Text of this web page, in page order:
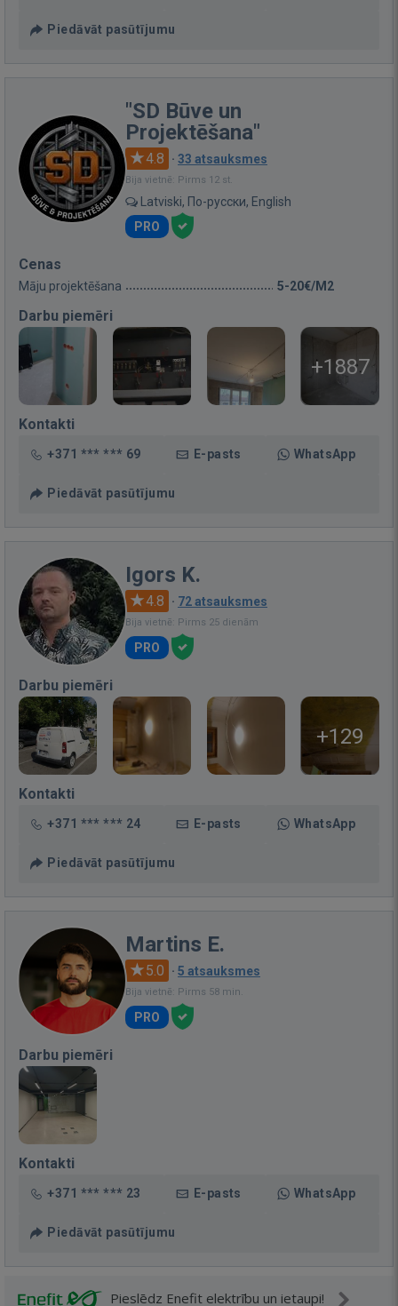
Piedāvāt pasūtījumu
"SD Būve un
Projektēšana"
4.8 · 33 atsauksmes
Bija vietnē: Pirms 12 st.
Latviski, По-русски, English
PRO
Cenas
Māju projektēšana 5-20€/M2
Darbu piemēri
+1887
Kontakti
+371 *** *** 69 E-pasts WhatsApp
Piedāvāt pasūtījumu
Igors K.
4.8 · 72 atsauksmes
Bija vietnē: Pirms 25 dienām
PRO
Darbu piemēri
+129
Kontakti
+371 *** *** 24 E-pasts WhatsApp
Piedāvāt pasūtījumu
Martins E.
5.0 · 5 atsauksmes
Bija vietnē: Pirms 58 min.
PRO
Darbu piemēri
Kontakti
+371 *** *** 23 E-pasts WhatsApp
Piedāvāt pasūtījumu
Pieslēdz Enefit elektrību un ietaupi!